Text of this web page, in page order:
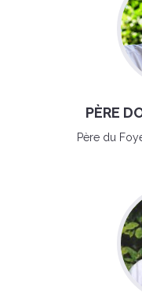
PÈRE
Père du